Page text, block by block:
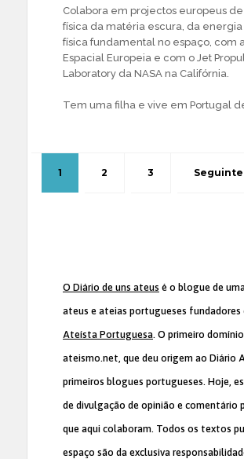
Colabora em projectos europeus
física da matéria escura, da
física fundamental no espaço, com
Espacial Europeia e com o Jet
Laboratory da NASA na Califórnia.
Tem uma filha e vive em Portugal
1 2 3 Seguinte
O Diário de uns ateus é o blogue de
ateus e ateias portugueses fundadores
Ateísta Portuguesa. O primeiro
ateismo.net, que deu origem ao Diário
primeiros blogues portugueses. Hoje,
de divulgação de opinião e comentário
que aqui colaboram. Todos os textos
espaço são da exclusiva